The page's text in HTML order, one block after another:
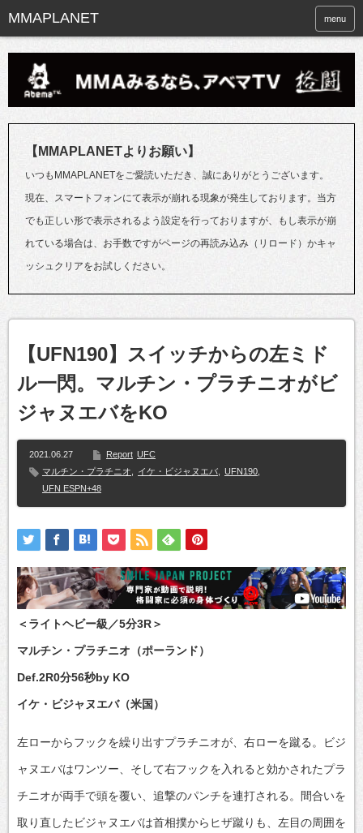
menu
【MMAPLANETよりお願い】
いつもMMAPLANETをご愛読いただき、誠にありがとうございます。
現在、スマートフォンにて表示が崩れる現象が発生しております。当方
でも正しい形で表示されるよう設定を行っておりますが、もし表示が崩
れている場合は、お手数ですがページの再読み込み（リロード）かキャ
ッシュクリアをお試しください。
【UFN190】スイッチからの左ミド
ル一閃。マルチン・プラチニオがビ
ジャヌエバをKO
2021.06.27 Report UFC
マルチン・プラチニオ
イケ・ビジャヌエバ UFN190
UFN ESPN+48
＜ライトヘビー級／5分3R＞
マルチン・プラチニオ（ポーランド）
Def.2R0分56秒by KO
イケ・ビジャヌエバ（米国）
左ローからフックを繰り出すプラチニオが、右ローを蹴る。ビジ
ャヌエバはワンツー、そして右フックを入れると効かされたプラ
チニオが両手で頭を覆い、追撃のパンチを連打される。間合いを
取り直したビジャヌエバは首相撲からヒザ蹴りも、左目の周囲を